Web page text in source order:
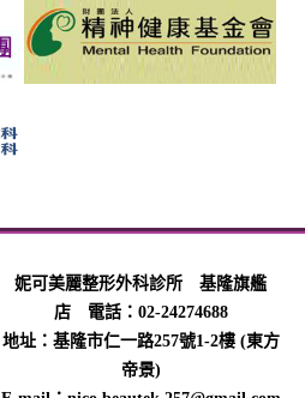
妮可美麗整形外科診所 基隆旗艦
店 電話：02-24274688
地址：基隆市仁一路257號1-2樓 (東方
帝景)